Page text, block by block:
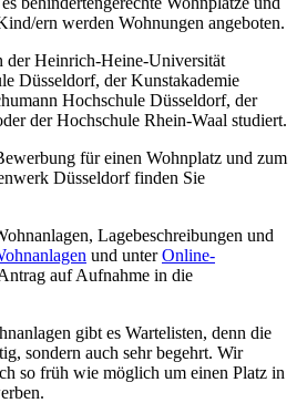
ern werden Wohnungen angeboten.
der Heinrich-Heine-Universität
Düsseldorf, der Kunstakademie
Hochschule Düsseldorf, der
der Hochschule Rhein-Waal studiert.
für einen Wohnplatz und zum
Düsseldorf finden Sie
Lagebeschreibungen und
und unterOnline-
auf Aufnahme in die
gibt es Wartelisten, denn die
sondern auch sehr begehrt. Wir
so früh wie möglich um einen Platz in